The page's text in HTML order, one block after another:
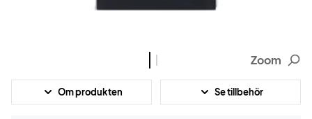
Zoom
Om produkten Se tillbehör